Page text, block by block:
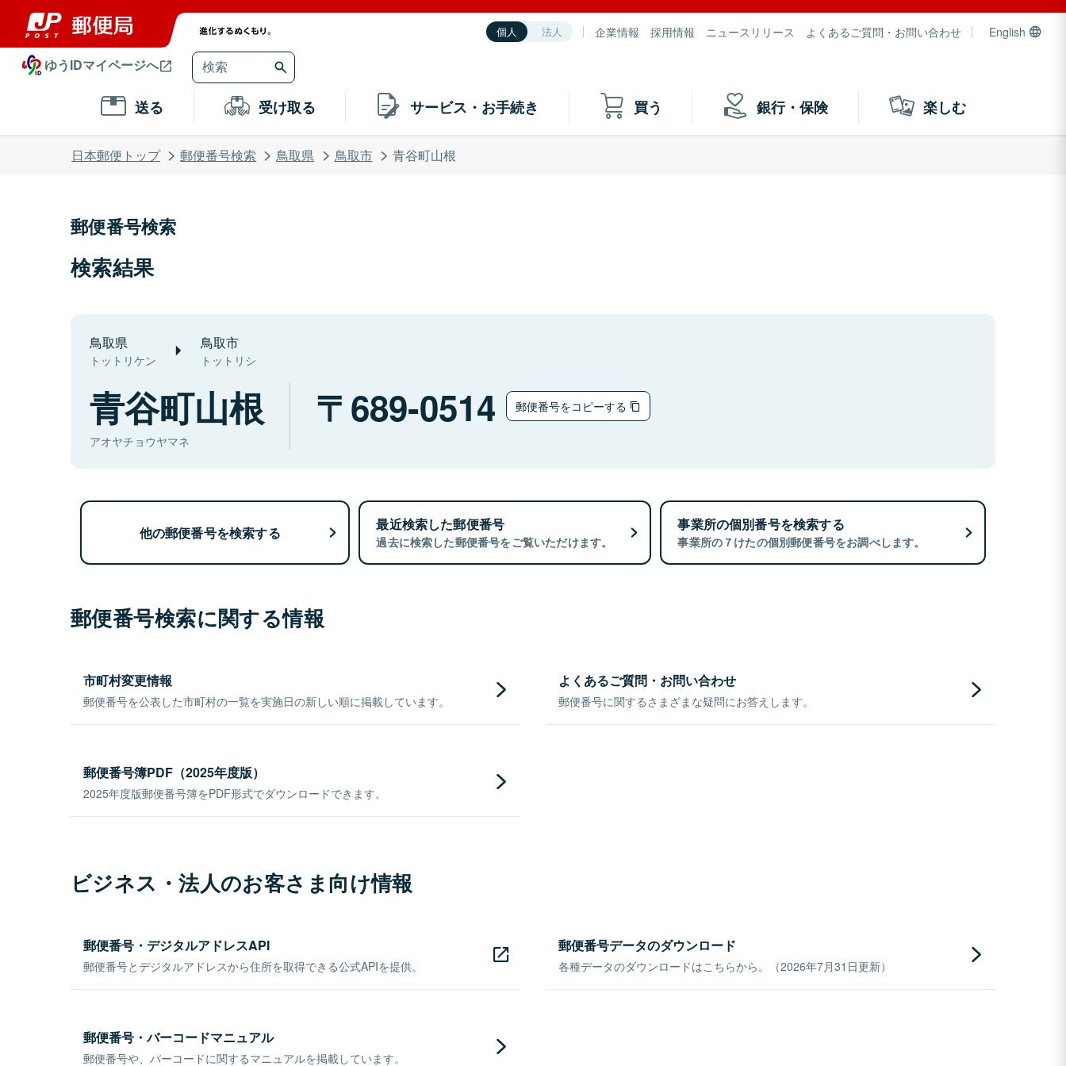
個人 法人 企業情報 採用情報 ニュースリリース よくあるご質問・お問い合わせ English
ゆうIDマイページへ
送る 受け取る サービス・お手続き 買う 銀行・保険 楽しむ
日本郵便トップ 郵便番号検索 鳥取県 鳥取市 青谷町山根
郵便番号検索
検索結果
鳥取県
トットリケン
鳥取市
トットリシ
青谷町山根
アオヤチョウヤマネ
689-0514 郵便番号をコピーする
他の郵便番号を検索する 最近検索した郵便番号
過去に検索した郵便番号をご覧いただけます。
事業所の個別番号を検索する
事業所の７けたの個別郵便番号をお調べします。
郵便番号検索に関する情報
市町村変更情報
郵便番号を公表した市町村の一覧を実施日の新しい順に掲載しています。
よくあるご質問・お問い合わせ
郵便番号に関するさまざまな疑問にお答えします。
郵便番号簿PDF（2025年度版）
2025年度版郵便番号簿をPDF形式でダウンロードできます。
ビジネス・法人のお客さま向け情報
郵便番号・デジタルアドレスAPI
郵便番号とデジタルアドレスから住所を取得できる公式APIを提供。
郵便番号データのダウンロード
各種データのダウンロードはこちらから。（2026年7月31日更新）
郵便番号・バーコードマニュアル
郵便番号や、バーコードに関するマニュアルを掲載しています。